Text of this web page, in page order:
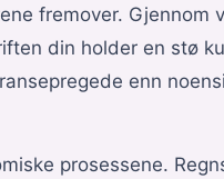
fremover. Gjennom
din holder en stø
enn
prosessene.